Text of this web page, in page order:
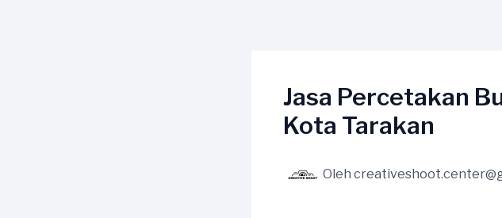
Jasa Percetakan
Kota Tarakan
Oleh